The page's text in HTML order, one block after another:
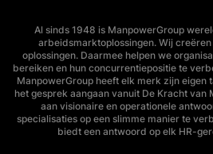
Al sinds 1948 is ManpowerGroup
arbeidsmarktoplossingen. Wij
oplossingen. Daarmee helpen we
bereiken en hun concurrentiepositie te
ManpowerGroup heeft elk merk zijn eigen
het gesprek aangaan vanuit De Kracht van
aan visionaire en operationele
specialisaties op een slimme manier te
biedt een antwoord op elk HR-